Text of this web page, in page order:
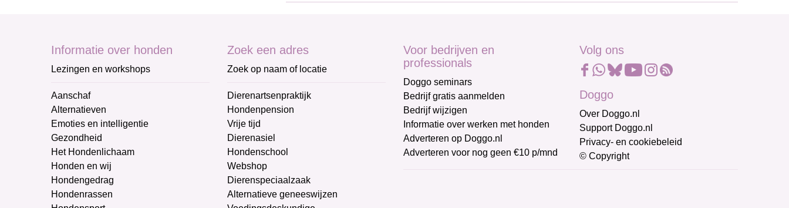
Informatie over honden
Lezingen en workshops
Aanschaf
Alternatieven
Emoties en intelligentie
Gezondheid
Het Hondenlichaam
Honden en wij
Hondengedrag
Hondenrassen
Zoek een adres
Zoek op naam of locatie
Dierenartsenpraktijk
Hondenpension
Vrije tijd
Dierenasiel
Hondenschool
Webshop
Dierenspeciaalzaak
Alternatieve geneeswijzen
Voor bedrijven en
professionals
Doggo seminars
Bedrijf gratis aanmelden
Bedrijf wijzigen
Informatie over werken met honden
Adverteren op Doggo.nl
Adverteren voor nog geen €10 p/mnd
Volg ons
Doggo
Over Doggo.nl
Support Doggo.nl
Privacy- en cookiebeleid
© Copyright